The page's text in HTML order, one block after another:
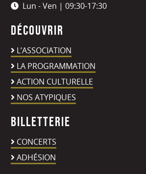
Lun - Ven | 09:30-17:30
Découvrir
L’ASSOCIATION
LA PROGRAMMATION
ACTION CULTURELLE
NOS ATYPIQUES
Billetterie
CONCERTS
ADHÉSION